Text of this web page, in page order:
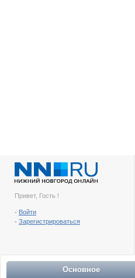
Привет, Гость !
- Войти
- Зарегистрироваться
Основное